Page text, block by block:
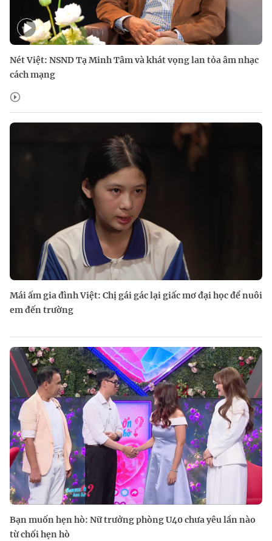
Nét Việt: NSND Tạ Minh Tâm và khát vọng lan tỏa âm nhạc
cách mạng
Mái ấm gia đình Việt: Chị gái gác lại giấc mơ đại học để nuôi
em đến trường
Bạn muốn hẹn hò: Nữ trưởng phòng U40 chưa yêu lần nào
từ chối hẹn hò